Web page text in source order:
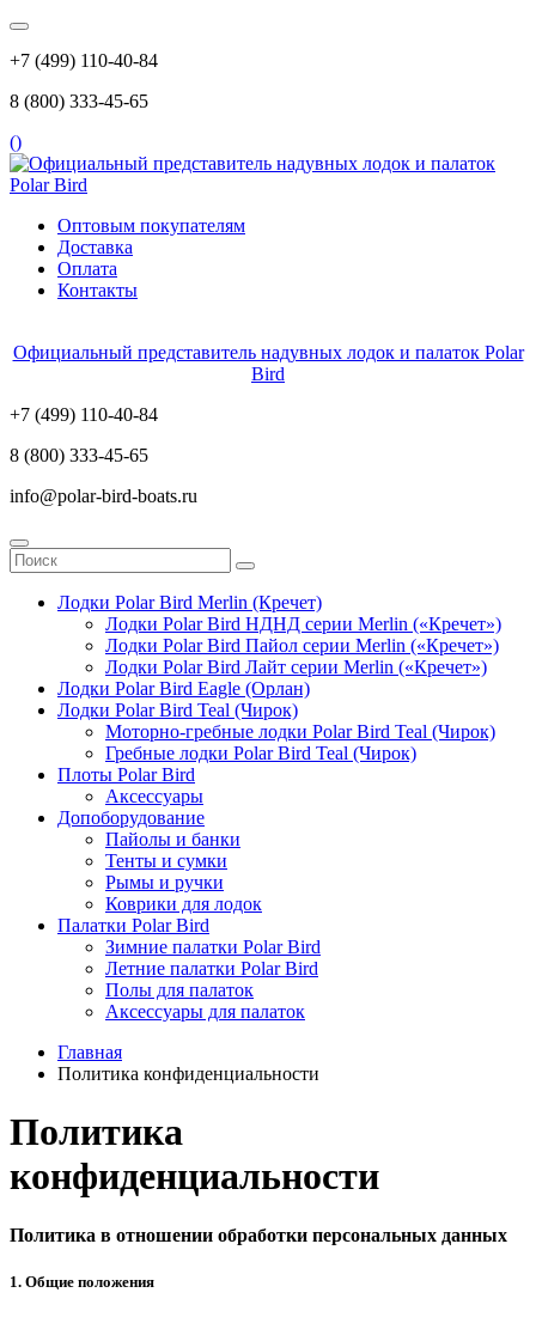
+7 (499) 110-40-84
8 (800) 333-45-65
()
Оптовым покупателям
Доставка
Оплата
Контакты
Официальный представитель надувных лодок и палаток Polar
Bird
+7 (499) 110-40-84
8 (800) 333-45-65
info@polar-bird-boats.ru
Лодки Polar Bird Merlin (Кречет)
Лодки Polar Bird НДНД серии Merlin («Кречет»)
Лодки Polar Bird Пайол серии Merlin («Кречет»)
Лодки Polar Bird Лайт серии Merlin («Кречет»)
Лодки Polar Bird Eagle (Орлан)
Лодки Polar Bird Teal (Чирок)
Моторно-гребные лодки Polar Bird Teal (Чирок)
Гребные лодки Polar Bird Teal (Чирок)
Плоты Polar Bird
Аксессуары
Допоборудование
Пайолы и банки
Тенты и сумки
Рымы и ручки
Коврики для лодок
Палатки Polar Bird
Зимние палатки Polar Bird
Летние палатки Polar Bird
Полы для палаток
Аксессуары для палаток
Главная
Политика конфиденциальности
Политика
конфиденциальности
Политика в отношении обработки персональных данных
1. Общие положения